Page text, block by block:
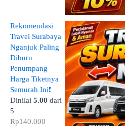
Rekomendasi
Travel Surabaya
Nganjuk Paling
Diburu
Penumpang
Harga Tiketnya
Semurah Ini❗
Dinilai 5.00 dari
5
Rp140.000